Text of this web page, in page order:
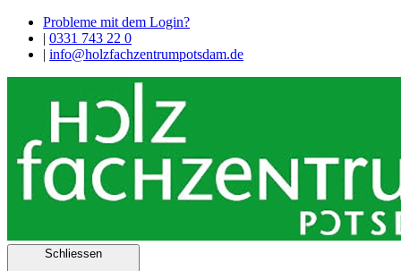
Probleme mit dem Login?
| 0331 743 22 0
| info@holzfachzentrumpotsdam.de
Schliessen